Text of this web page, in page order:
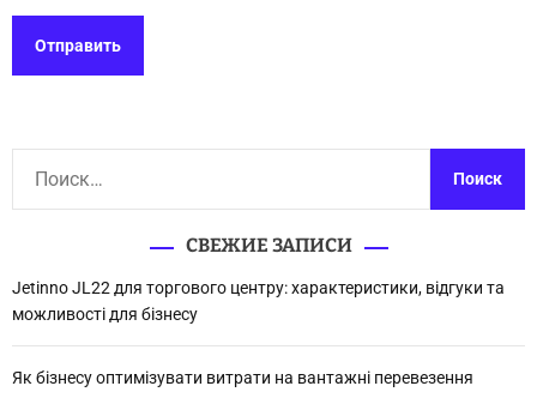
и
:
СВЕЖИЕ ЗАПИСИ
Jetinno JL22 для торгового центру: характеристики, відгуки та
можливості для бізнесу
Як бізнесу оптимізувати витрати на вантажні перевезення